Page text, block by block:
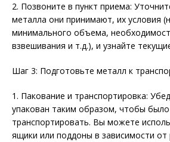
2. Позвоните в пункт приема:
металла они принимают, их условия
минимального объема,
взвешивания и т.д.), и узнайте
Шаг 3: Подготовьте металл к
1. Пакование и транспортировка:
упакован таким образом, чтобы
транспортировать. Вы можете
ящики или поддоны в зависимости от